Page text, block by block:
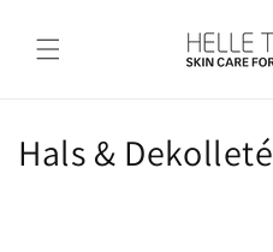
indhold
K
Hals & Dekolleté